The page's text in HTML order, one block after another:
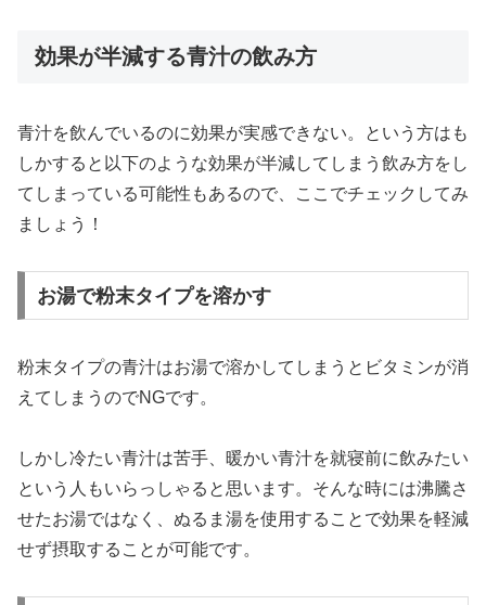
効果が半減する青汁の飲み方
青汁を飲んでいるのに効果が実感できない。という方はも
しかすると以下のような効果が半減してしまう飲み方をし
てしまっている可能性もあるので、ここでチェックしてみ
ましょう！
お湯で粉末タイプを溶かす
粉末タイプの青汁はお湯で溶かしてしまうとビタミンが消
えてしまうのでNGです。
しかし冷たい青汁は苦手、暖かい青汁を就寝前に飲みたい
という人もいらっしゃると思います。そんな時には沸騰さ
せたお湯ではなく、ぬるま湯を使用することで効果を軽減
せず摂取することが可能です。